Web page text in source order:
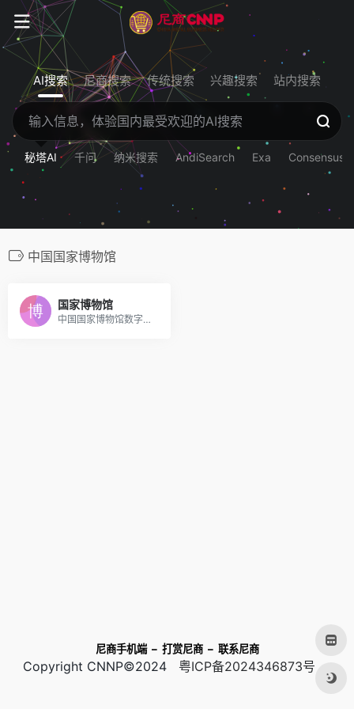
AI搜索 尼商搜索 传统搜索 兴趣搜索 站内搜索
秘塔AI 千问 纳米搜索 AndiSearch Exa Consensus
中国国家博物馆
国家博物馆
中国国家博物馆数字展厅
尼商手机端 – 打赏尼商 – 联系尼商
Copyright CNNP©2024 粤ICP备2024346873号